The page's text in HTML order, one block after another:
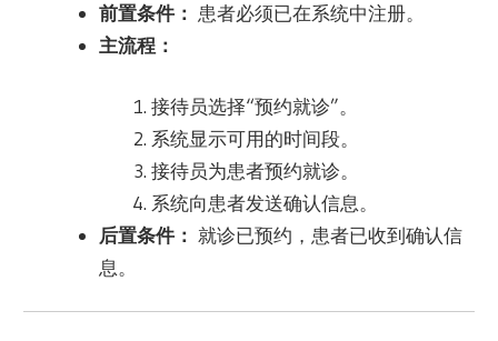
前置条件： 患者必须已在系统中注册。
主流程：
接待员选择“预约就诊”。
系统显示可用的时间段。
接待员为患者预约就诊。
系统向患者发送确认信息。
后置条件： 就诊已预约，患者已收到确认信
息。